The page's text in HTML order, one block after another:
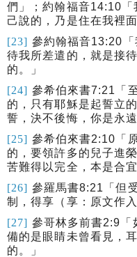
們」；約翰福音14:10
己說的，乃是住在我裡
[23] 參約翰福音13:20
待我所差遣的，就是接
的。」
[24] 參希伯來書7:21
「
的，只有耶穌是起誓立
誓，決不後悔，你是永遠
[25] 參希伯來書2:10 「
的，要領許多的兒子進
苦難得以完全，本是合宜
[26] 參羅馬書8:21
「但
制，得享（享：原文作
[27] 參哥林多前書2:9
備的是眼睛未曾看見，
的。」